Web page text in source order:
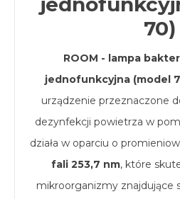
70)
ROOM - lampa
jednofunkcyjna (model
urządzenie przeznaczone
dezynfekcji powietrza w
działa w oparciu o
fali 253,7 nm, które
mikroorganizmy znajdujące